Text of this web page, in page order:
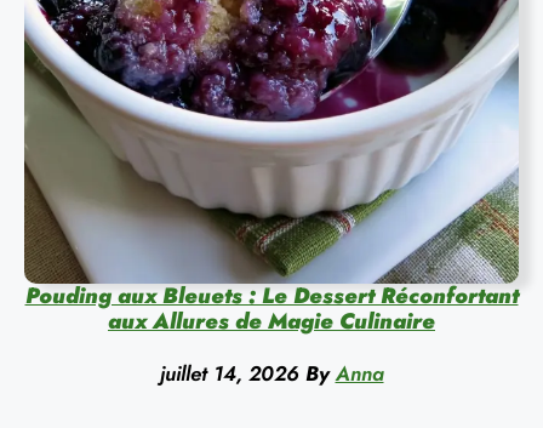
Pouding aux Bleuets : Le Dessert Réconfortant
aux Allures de Magie Culinaire
juillet 14, 2026 By Anna